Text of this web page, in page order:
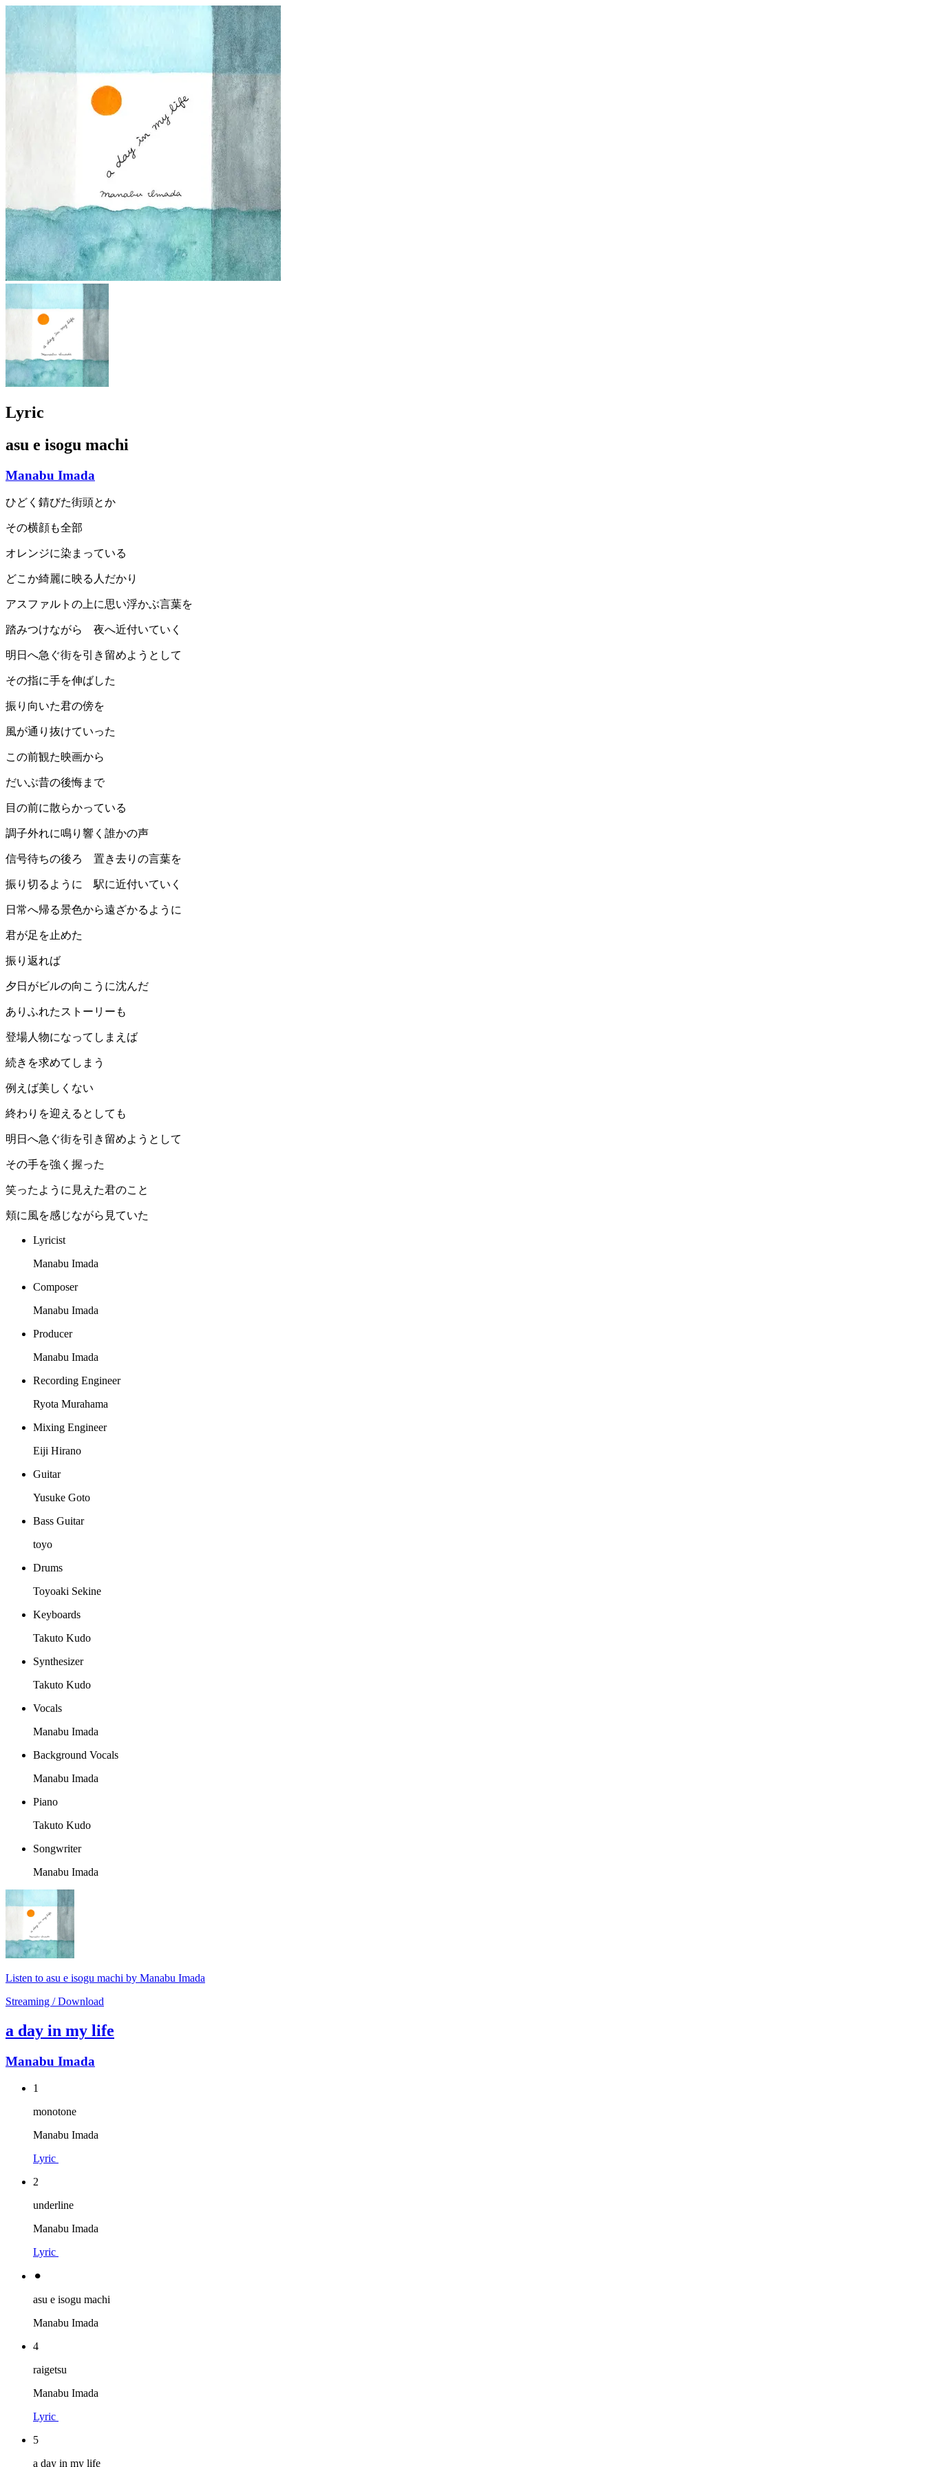
Lyric
asu e isogu machi
Manabu Imada
ひどく錆びた街頭とか
その横顔も全部
オレンジに染まっている
どこか綺麗に映る人だかり
アスファルトの上に思い浮かぶ言葉を
踏みつけながら 夜へ近付いていく
明日へ急ぐ街を引き留めようとして
その指に手を伸ばした
振り向いた君の傍を
風が通り抜けていった
この前観た映画から
だいぶ昔の後悔まで
目の前に散らかっている
調子外れに鳴り響く誰かの声
信号待ちの後ろ 置き去りの言葉を
振り切るように 駅に近付いていく
日常へ帰る景色から遠ざかるように
君が足を止めた
振り返れば
夕日がビルの向こうに沈んだ
ありふれたストーリーも
登場人物になってしまえば
続きを求めてしまう
例えば美しくない
終わりを迎えるとしても
明日へ急ぐ街を引き留めようとして
その手を強く握った
笑ったように見えた君のこと
頬に風を感じながら見ていた
Lyricist
Manabu Imada
Composer
Manabu Imada
Producer
Manabu Imada
Recording Engineer
Ryota Murahama
Mixing Engineer
Eiji Hirano
Guitar
Yusuke Goto
Bass Guitar
toyo
Drums
Toyoaki Sekine
Keyboards
Takuto Kudo
Synthesizer
Takuto Kudo
Vocals
Manabu Imada
Background Vocals
Manabu Imada
Piano
Takuto Kudo
Songwriter
Manabu Imada
Listen to asu e isogu machi by Manabu Imada
Streaming / Download
a day in my life
Manabu Imada
1
monotone
Manabu Imada
Lyric
2
underline
Manabu Imada
Lyric
⚫︎
asu e isogu machi
Manabu Imada
4
raigetsu
Manabu Imada
Lyric
5
a day in my life